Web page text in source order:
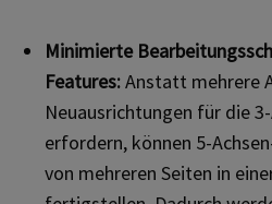
Minimierte
Features:Anstatt mehrere
Neuausrichtungen für die
erfordern, können 5-
von mehreren Seiten in